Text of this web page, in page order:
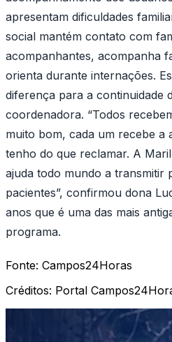
apresentam dificuldades
social mantém contato com
acompanhantes, acompanha
orienta durante internações.
diferença para a continuidade
coordenadora. “Todos
muito bom, cada um recebe a
tenho do que reclamar. A
ajuda todo mundo a transmitir
pacientes”, confirmou dona
anos que é uma das mais
programa.
Fonte: Campos24Horas
Créditos: Portal